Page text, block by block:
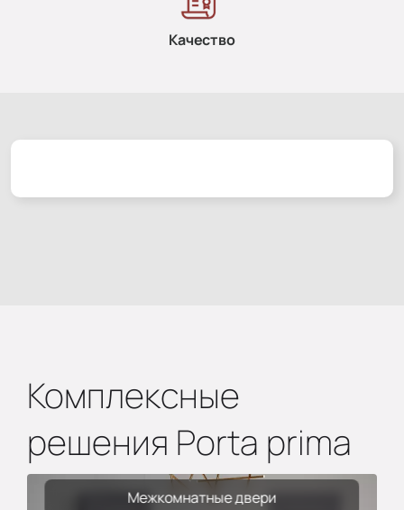
Качество
Комплексные
решения Porta prima
Межкомнатные двери